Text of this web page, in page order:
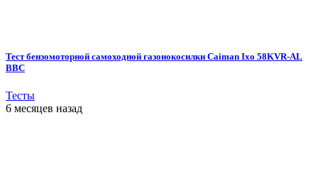
Тест бензомоторной самоходной газонокосилки Caiman Ixo 58KVR-AL
BBC
Тесты
6 месяцев назад